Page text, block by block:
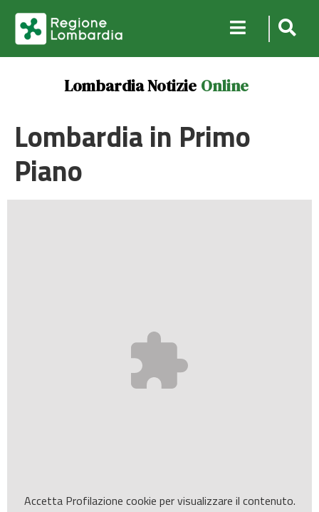
Lombardia Notizie Online
Lombardia in Primo
Piano
Accetta Profilazione cookie per visualizzare il contenuto.